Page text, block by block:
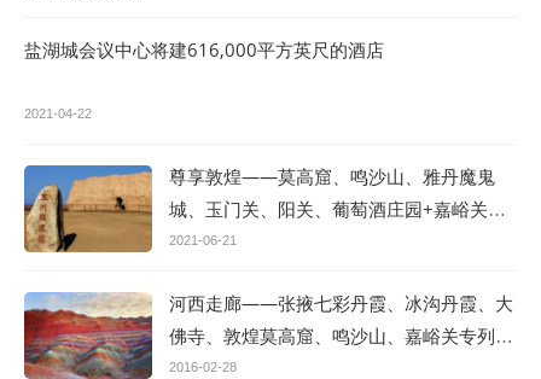
盐湖城会议中心将建616,000平方英尺的酒店
2021-04-22
尊享敦煌——莫高窟、鸣沙山、雅丹魔鬼
城、玉门关、阳关、葡萄酒庄园+嘉峪关文
化深度体验专列八日游
2021-06-21
河西走廊——张掖七彩丹霞、冰沟丹霞、大
佛寺、敦煌莫高窟、鸣沙山、嘉峪关专列八
日游
2016-02-28